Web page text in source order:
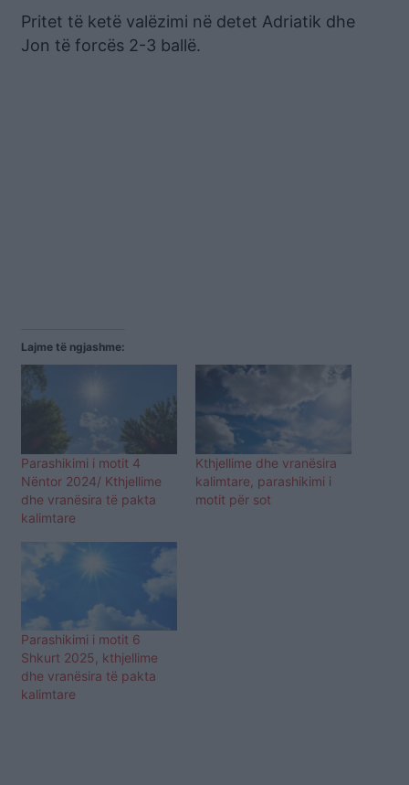
Pritet të ketë valëzimi në detet Adriatik dhe
Jon të forcës 2-3 ballë.
Lajme të ngjashme:
Parashikimi i motit 4
Nëntor 2024/ Kthjellime
dhe vranësira të pakta
kalimtare
Kthjellime dhe vranësira
kalimtare, parashikimi i
motit për sot
Parashikimi i motit 6
Shkurt 2025, kthjellime
dhe vranësira të pakta
kalimtare